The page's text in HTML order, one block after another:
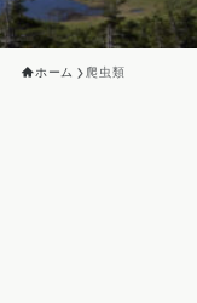
ホーム 爬虫類